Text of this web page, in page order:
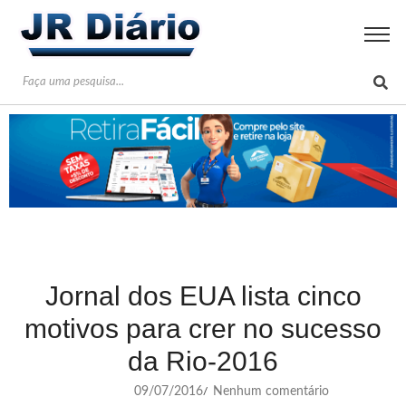
Jornal dos EUA lista cinco
motivos para crer no sucesso
da Rio-2016
09/07/2016/ Nenhum comentário